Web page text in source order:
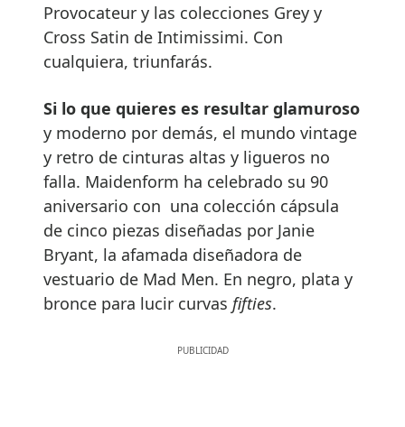
Provocateur y las colecciones Grey y
Cross Satin de Intimissimi. Con
cualquiera, triunfarás.
Si lo que quieres es resultar glamuroso
y moderno por demás, el mundo vintage
y retro de cinturas altas y ligueros no
falla. Maidenform ha celebrado su 90
aniversario con una colección cápsula
de cinco piezas diseñadas por Janie
Bryant, la afamada diseñadora de
vestuario de Mad Men. En negro, plata y
bronce para lucir curvas fifties.